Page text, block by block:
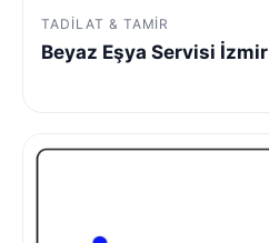
TADILAT & TAMIR
Beyaz Eşya Servisi İzmir